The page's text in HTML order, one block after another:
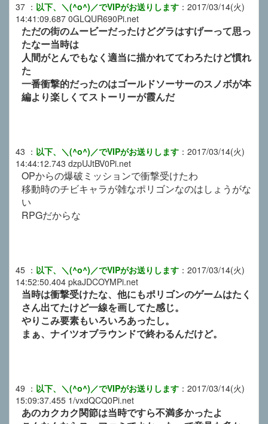
37 ： 以下、＼(^o^)／でVIPがお送りします ： 2017/03/14(火)
14:41:09.687 0GLQUR690Pi.net
ただの街のムービーだったけどグラはすげーって思っ
たなー当時は
人間がとんでもなく適当に描かれててわろたけど慣れ
た
一番衝撃的だったのはゴールドソーサーのスノボが本
編より楽しくてストーリーが霞んだ
43 ： 以下、＼(^o^)／でVIPがお送りします ： 2017/03/14(火)
14:44:12.743 dzpUJtBV0Pi.net
OPからの爆破ミッションで衝撃受けたわ
移動時のチビキャラが雑なポリゴンなのはしょうがな
い
RPGだからな
45 ： 以下、＼(^o^)／でVIPがお送りします ： 2017/03/14(火)
14:52:50.404 pkaJDCOYMPi.net
当時は衝撃受けたな、他にもポリゴンのゲームはたく
さん出てたけど一線を画してた感じ。
やりこみ要素もいろいろあったし。
まぁ、ナイツオブラウンドで終わるんだけど。
49 ： 以下、＼(^o^)／でVIPがお送りします ： 2017/03/14(火)
15:09:37.455 1/vxdQCQ0Pi.net
あのカクカク関節は当時ですら不満多かったよ